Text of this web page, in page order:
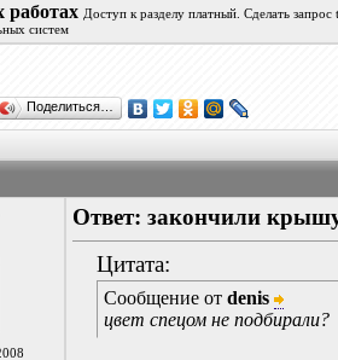
работах Доступ к разделу платный. Сделать
систем
Поделиться…
Ответ: закончили
Цитата:
Сообщение от denis
цвет спецом не подбирали?